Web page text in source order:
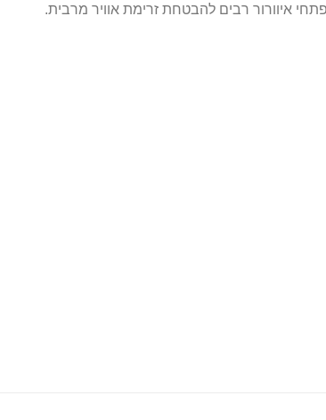
איוורור רבים להבטחת זרימת אוויר מרבית.